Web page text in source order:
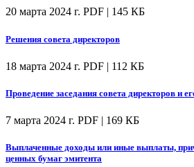
20 марта 2024 г. PDF | 145 КБ
Решения совета директоров
18 марта 2024 г. PDF | 112 КБ
Проведение заседания совета директоров и
7 марта 2024 г. PDF | 169 КБ
Выплаченные доходы или иные выплаты,
ценных бумаг эмитента